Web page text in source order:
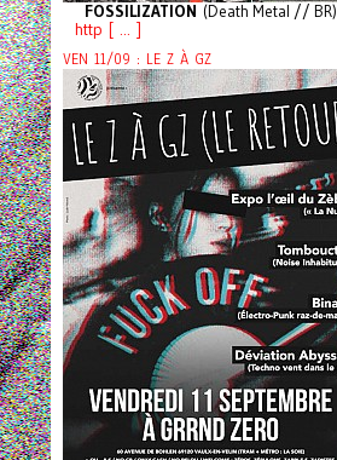
FOSSILIZATION (Death Metal // BR)
http [ ... ]
VEN 11/09 : LE Z À GZ